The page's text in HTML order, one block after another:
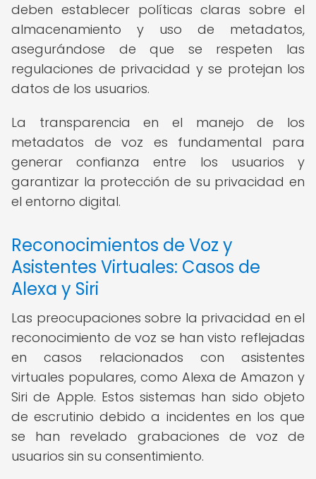
deben establecer políticas claras sobre el
almacenamiento y uso de metadatos,
asegurándose de que se respeten las
regulaciones de privacidad y se protejan los
datos de los usuarios.
La transparencia en el manejo de los
metadatos de voz es fundamental para
generar confianza entre los usuarios y
garantizar la protección de su privacidad en
el entorno digital.
Reconocimientos de Voz y
Asistentes Virtuales: Casos de
Alexa y Siri
Las preocupaciones sobre la privacidad en el
reconocimiento de voz se han visto reflejadas
en casos relacionados con asistentes
virtuales populares, como Alexa de Amazon y
Siri de Apple. Estos sistemas han sido objeto
de escrutinio debido a incidentes en los que
se han revelado grabaciones de voz de
usuarios sin su consentimiento.